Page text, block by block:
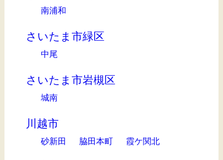
南浦和
さいたま市緑区
中尾
さいたま市岩槻区
城南
川越市
砂新田 脇田本町 霞ケ関北